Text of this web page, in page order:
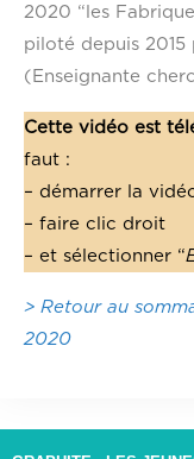
2020 “les
piloté depuis
(Enseignante
Cette vidéo est
faut :
– démarrer la
– faire clic droit
– et sélectionner “
> Retour au
2020